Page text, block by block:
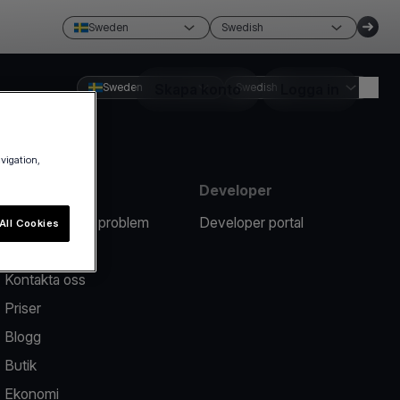
Sweden Swedish
Skapa konto
Sweden Swedish
Rapportera ett problem
Kontakta oss
Priser
Blogg
Butik
Ekonomi
Developer
Developer portal
Cookies